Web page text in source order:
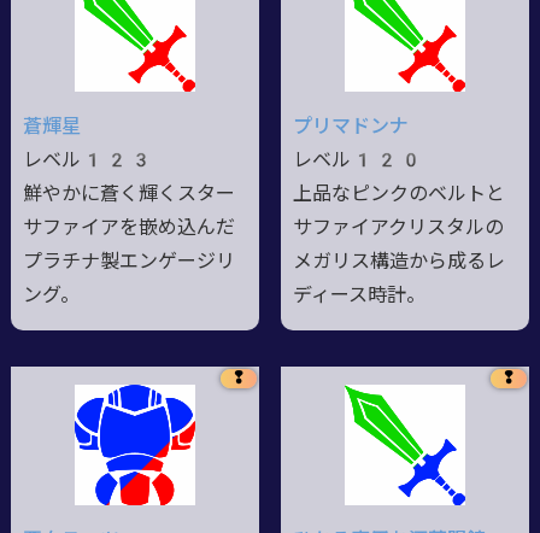
蒼輝星
レベル123
鮮やかに蒼く輝くスター
サファイアを嵌め込んだ
プラチナ製エンゲージリ
ング。
プリマドンナ
レベル120
上品なピンクのベルトと
サファイアクリスタルの
メガリス構造から成るレ
ディース時計。
❢ ❢